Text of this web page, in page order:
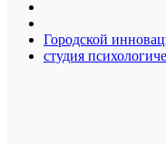
Городской
студия